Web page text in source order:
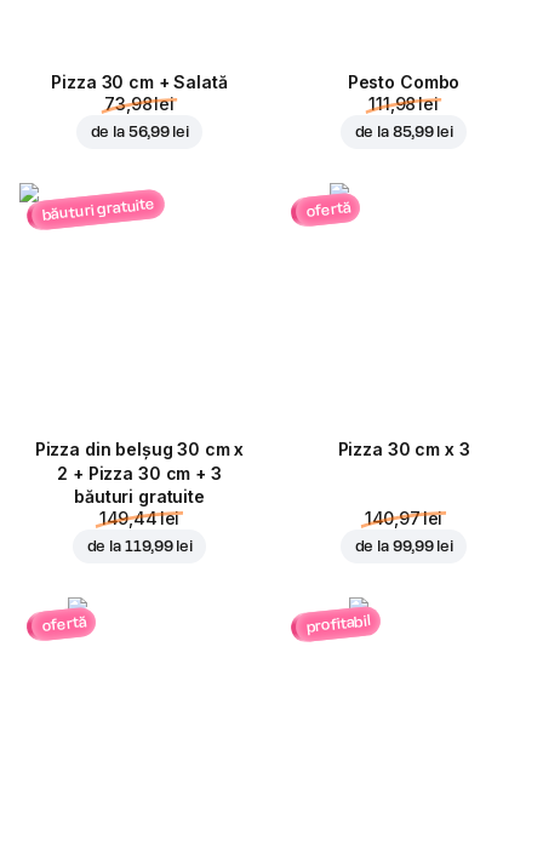
Pizza 30 cm + Salată
73,98 lei
de la 56,99 lei
Pesto Combo
111,98 lei
de la 85,99 lei
băuturi gratuite
Pizza din belșug 30 cm x
2 + Pizza 30 cm + 3
băuturi gratuite
149,44 lei
de la 119,99 lei
ofertă
Pizza 30 cm x 3
140,97 lei
de la 99,99 lei
ofertă profitabil